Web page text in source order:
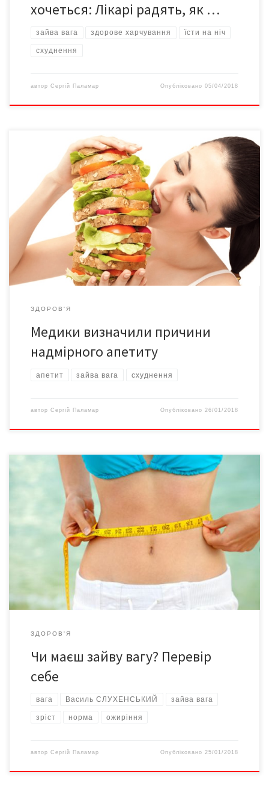
хочеться: Лікарі радять, як …
зайва вага здорове харчування їсти на ніч
схуднення
автор Сергій Паламар Опубліковано05/04/2018
Група дієтологів розповіла про чинники, через які людина не
може відчувати себе ситою, навіть з’ївши нормальну порцію
їжі. Відтак закріплюється звичка переїдати й розвивається
ожиріння. Надто часте бажання щось з’їсти робить людей
справжніми ненажерами, не здатними контролювати апетит.
Зокрема, нападам надмірного апетиту сприяє їда перед
увімкнутим телевізором чи комп’ютером. Мозок […]
ЗДОРОВ'Я
Медики визначили причини
надмірного апетиту
апетит зайва вага схуднення
автор Сергій Паламар Опубліковано26/01/2018
«Шановна редакціє! Попри те, що Україна не належить до
розвинутих країн, її мешканці останнім часом походять на
громадян Штатів, особливо молодь і діти. Бо в американських
школах діти швидше нагадують дорослих – за вагою та
зовнішнім виглядом. Скажу про себе: мені під 70, але я й досі
можу зробити те, […]
ЗДОРОВ'Я
Чи маєш зайву вагу? Перевір
себе
вага Василь СЛУХЕНСЬКИЙ зайва вага
зріст норма ожиріння
автор Сергій Паламар Опубліковано25/01/2018